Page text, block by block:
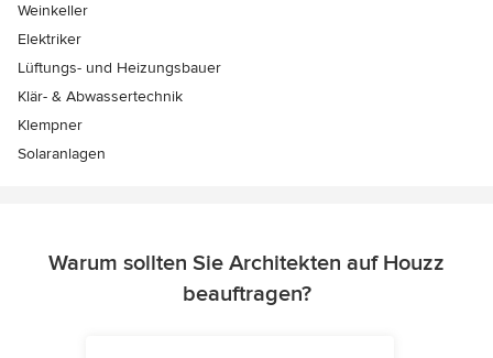
Weinkeller
Elektriker
Lüftungs- und Heizungsbauer
Klär- & Abwassertechnik
Klempner
Solaranlagen
Warum sollten Sie Architekten auf Houzz
beauftragen?